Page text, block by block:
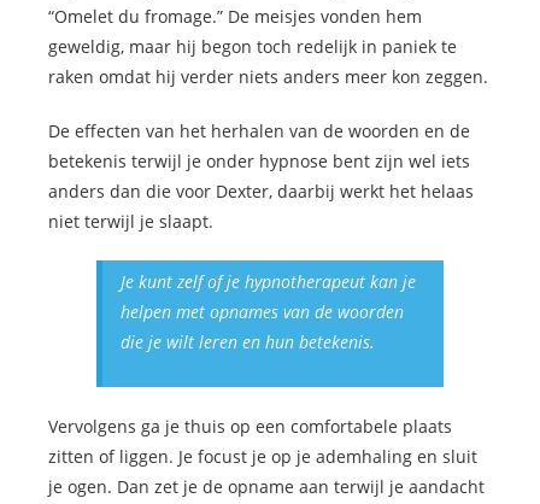
“Omelet du fromage.” De meisjes vonden hem
geweldig, maar hij begon toch redelijk in paniek te
raken omdat hij verder niets anders meer kon zeggen.
De effecten van het herhalen van de woorden en de
betekenis terwijl je onder hypnose bent zijn wel iets
anders dan die voor Dexter, daarbij werkt het helaas
niet terwijl je slaapt.
Je kunt zelf of je hypnotherapeut kan je
helpen met opnames van de woorden
die je wilt leren en hun betekenis.
Vervolgens ga je thuis op een comfortabele plaats
zitten of liggen. Je focust je op je ademhaling en sluit
je ogen. Dan zet je de opname aan terwijl je aandacht